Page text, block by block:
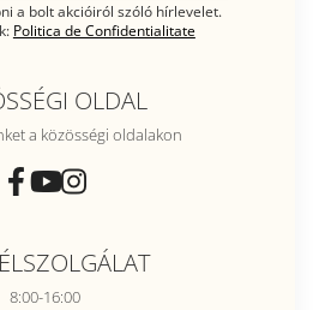
a bolt akcióiról szóló hírlevelet.
Politica de Confidentialitate
OLDAL
a közösségi oldalakon
8:00-16:00